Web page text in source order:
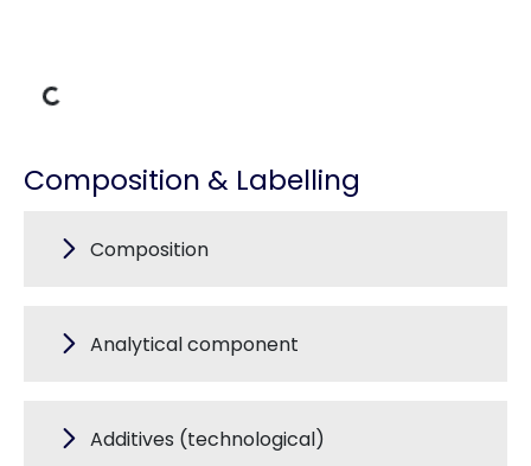
Data
Composition & Labelling
Composition
Analytical component
Additives (technological)